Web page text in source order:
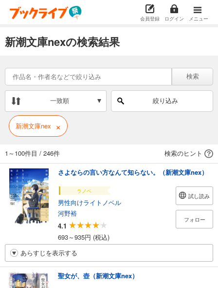
会員登録 ログイン メニュー
新潮文庫nexの検索結果
検索
一致順 絞り込み
新潮文庫nex ×
1～100件目 / 246件 検索のヒント
さよならの言い方なんて知らない。（新潮文庫nex）
ラノベ
男性向けライトノベル
河野裕
4.1
693～935円 (税込)
試し読み
フォロー
あらすじを表示する
聖女が、壺（新潮文庫nex）